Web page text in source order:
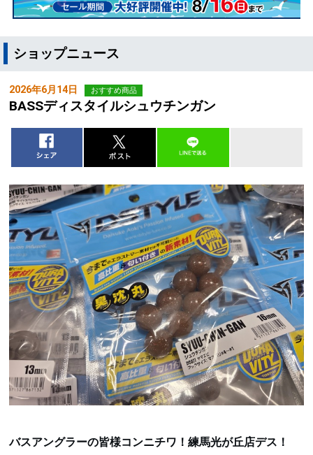
ショップニュース
2026年6月14日 おすすめ商品
BASSディスタイルシュウチンガン
バスアングラーの皆様コンニチワ！練馬光が丘店デス！